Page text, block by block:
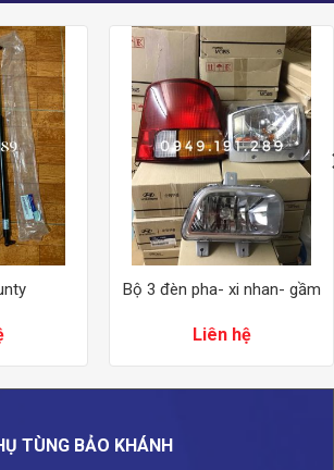
Bộ 3 đèn pha- xi nhan- gầm
Liên hệ
TÙNG BẢO KHÁNH